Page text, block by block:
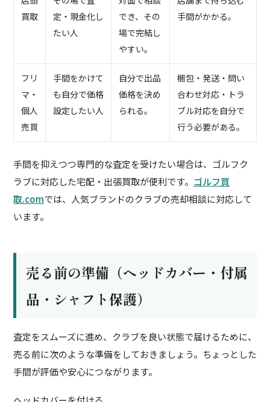
買取
定・現金化し
たい人
でき、その
場で完結し
やすい。
手間がかかる。
フリ
マ・
個人
売買
手間をかけて
も自分で価格
設定したい人
自分で出品
価格を決め
られる。
梱包・発送・問い
合わせ対応・トラ
ブル対応を自分で
行う必要がある。
手間を抑えつつ専門的な査定を受けたい場合は、ゴルフク
ラブに対応した宅配・出張買取が便利です。 ゴルフ買
取.comでは、人気ブランドのクラブの売却相談に対応して
います。
売る前の準備（ヘッドカバー・付属
品・シャフト保護）
査定をスムーズに進め、クラブを良い状態で届けるために、
売る前に次のような準備をしておきましょう。ちょっとした
手間が評価や安心につながります。